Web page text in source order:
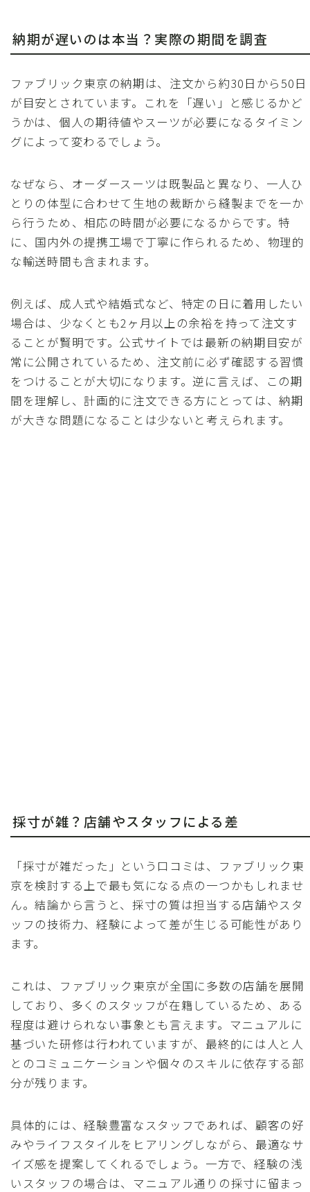
納期が遅いのは本当？実際の期間を調査
ファブリック東京の納期は、注文から約30日から50日
が目安とされています。これを「遅い」と感じるかど
うかは、個人の期待値やスーツが必要になるタイミン
グによって変わるでしょう。
なぜなら、オーダースーツは既製品と異なり、一人ひ
とりの体型に合わせて生地の裁断から縫製までを一か
ら行うため、相応の時間が必要になるからです。特
に、国内外の提携工場で丁寧に作られるため、物理的
な輸送時間も含まれます。
例えば、成人式や結婚式など、特定の日に着用したい
場合は、少なくとも2ヶ月以上の余裕を持って注文す
ることが賢明です。公式サイトでは最新の納期目安が
常に公開されているため、注文前に必ず確認する習慣
をつけることが大切になります。逆に言えば、この期
間を理解し、計画的に注文できる方にとっては、納期
が大きな問題になることは少ないと考えられます。
採寸が雑？店舗やスタッフによる差
「採寸が雑だった」という口コミは、ファブリック東
京を検討する上で最も気になる点の一つかもしれませ
ん。結論から言うと、採寸の質は担当する店舗やスタ
ッフの技術力、経験によって差が生じる可能性があり
ます。
これは、ファブリック東京が全国に多数の店舗を展開
しており、多くのスタッフが在籍しているため、ある
程度は避けられない事象とも言えます。マニュアルに
基づいた研修は行われていますが、最終的には人と人
とのコミュニケーションや個々のスキルに依存する部
分が残ります。
具体的には、経験豊富なスタッフであれば、顧客の好
みやライフスタイルをヒアリングしながら、最適なサ
イズ感を提案してくれるでしょう。一方で、経験の浅
いスタッフの場合は、マニュアル通りの採寸に留まっ